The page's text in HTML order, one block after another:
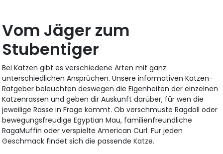
Vom Jäger zum
Stubentiger
Bei Katzen gibt es verschiedene Arten mit ganz
unterschiedlichen Ansprüchen. Unsere informativen Katzen-
Ratgeber beleuchten deswegen die Eigenheiten der einzelnen
Katzenrassen und geben dir Auskunft darüber, für wen die
jeweilige Rasse in Frage kommt. Ob verschmuste Ragdoll oder
bewegungsfreudige Egyptian Mau, familienfreundliche
RagaMuffin oder verspielte American Curl: Für jeden
Geschmack findet sich die passende Katze.